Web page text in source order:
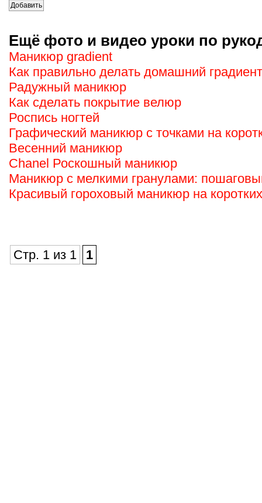
Ещё фото и видео уроки по
Маникюр gradient
Как правильно делать домашний
Радужный маникюр
Как сделать покрытие велюр
Роспись ногтей
Графический маникюр с точками на
Весенний маникюр
Chanel Роскошный маникюр
Маникюр с мелкими гранулами:
Красивый гороховый маникюр на
Стр. 1 из 1 1